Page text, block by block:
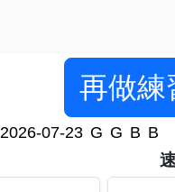
再做練
2026-07-23 G G B B